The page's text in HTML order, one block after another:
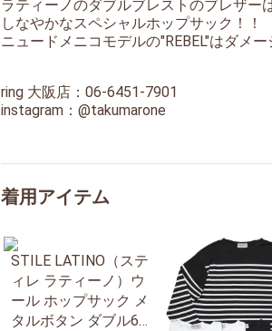
ラティーノのダブルブレストのブレザー
しなやかなスペシャルホップサック！！
ニュードメニコモデルの"REBEL"はダメ
ring 大阪店：06-6451-7901
instagram： @takumarone
着用アイテム
STILE LATINO（ステ
ィレ ラティーノ）ウ
ール ホップサック メ
タルボタン ダブル6B